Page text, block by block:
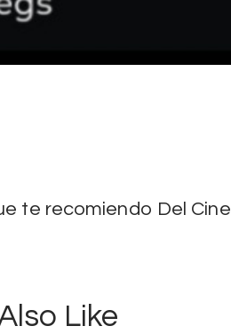
te recomiendo Del Cine
Like